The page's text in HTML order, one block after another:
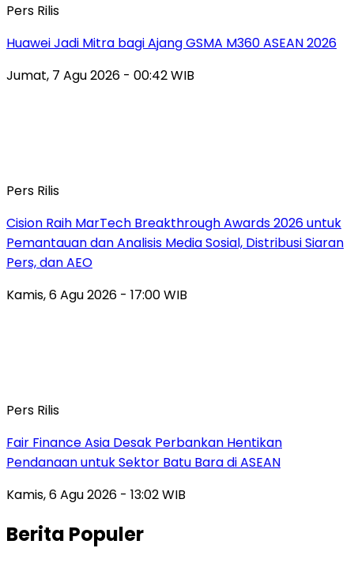
Pers Rilis
Huawei Jadi Mitra bagi Ajang GSMA M360 ASEAN 2026
Jumat, 7 Agu 2026 - 00:42 WIB
Pers Rilis
Cision Raih MarTech Breakthrough Awards 2026 untuk
Pemantauan dan Analisis Media Sosial, Distribusi Siaran
Pers, dan AEO
Kamis, 6 Agu 2026 - 17:00 WIB
Pers Rilis
Fair Finance Asia Desak Perbankan Hentikan
Pendanaan untuk Sektor Batu Bara di ASEAN
Kamis, 6 Agu 2026 - 13:02 WIB
Berita Populer